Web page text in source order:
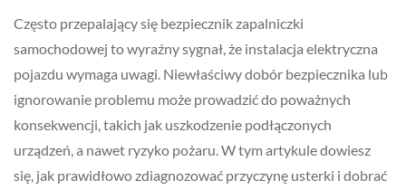
Często przepalający się bezpiecznik zapalniczki
samochodowej to wyraźny sygnał, że instalacja elektryczna
pojazdu wymaga uwagi. Niewłaściwy dobór bezpiecznika lub
ignorowanie problemu może prowadzić do poważnych
konsekwencji, takich jak uszkodzenie podłączonych
urządzeń, a nawet ryzyko pożaru. W tym artykule dowiesz
się, jak prawidłowo zdiagnozować przyczynę usterki i dobrać